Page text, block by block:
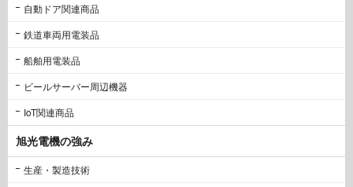
自動ドア関連商品
鉄道車両用電装品
船舶用電装品
ビールサーバー周辺機器
IoT関連商品
旭光電機の強み
生産・製造技術